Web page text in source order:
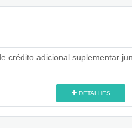
crédito adicional suplementar
DETALHES